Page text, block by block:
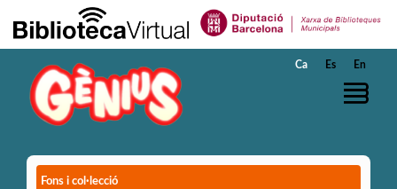
Salta al contingut principal
Ca Es En
Fons i col·lecció